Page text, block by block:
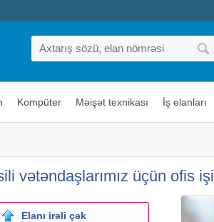
Kompüter Məişət texnikası İş elanları
vətəndaşlarımız üçün ofis işi
Elanı irəli çək